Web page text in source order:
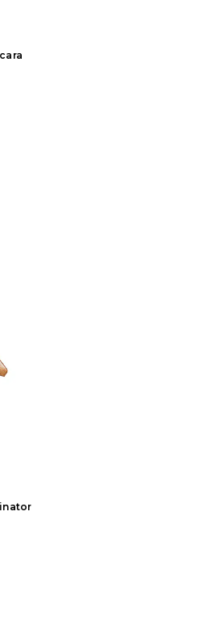
Hue Hydro-Luminator
LINER ARTISTIX